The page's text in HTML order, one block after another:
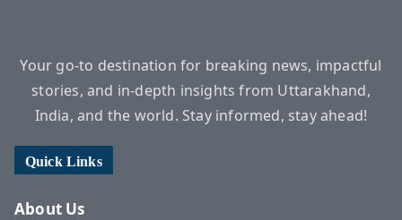
Your go-to destination for breaking news, impactful
stories, and in-depth insights from Uttarakhand,
India, and the world. Stay informed, stay ahead!
Quick Links
About Us